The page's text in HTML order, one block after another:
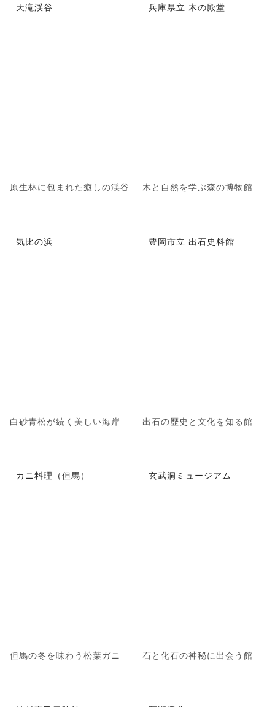
天滝渓谷
原生林に包まれた癒しの渓谷
兵庫県立 木の殿堂
木と自然を学ぶ森の博物館
気比の浜
白砂青松が続く美しい海岸
豊岡市立 出石史料館
出石の歴史と文化を知る館
カニ料理（但馬）
但馬の冬を味わう松葉ガニ
玄武洞ミュージアム
石と化石の神秘に出会う館